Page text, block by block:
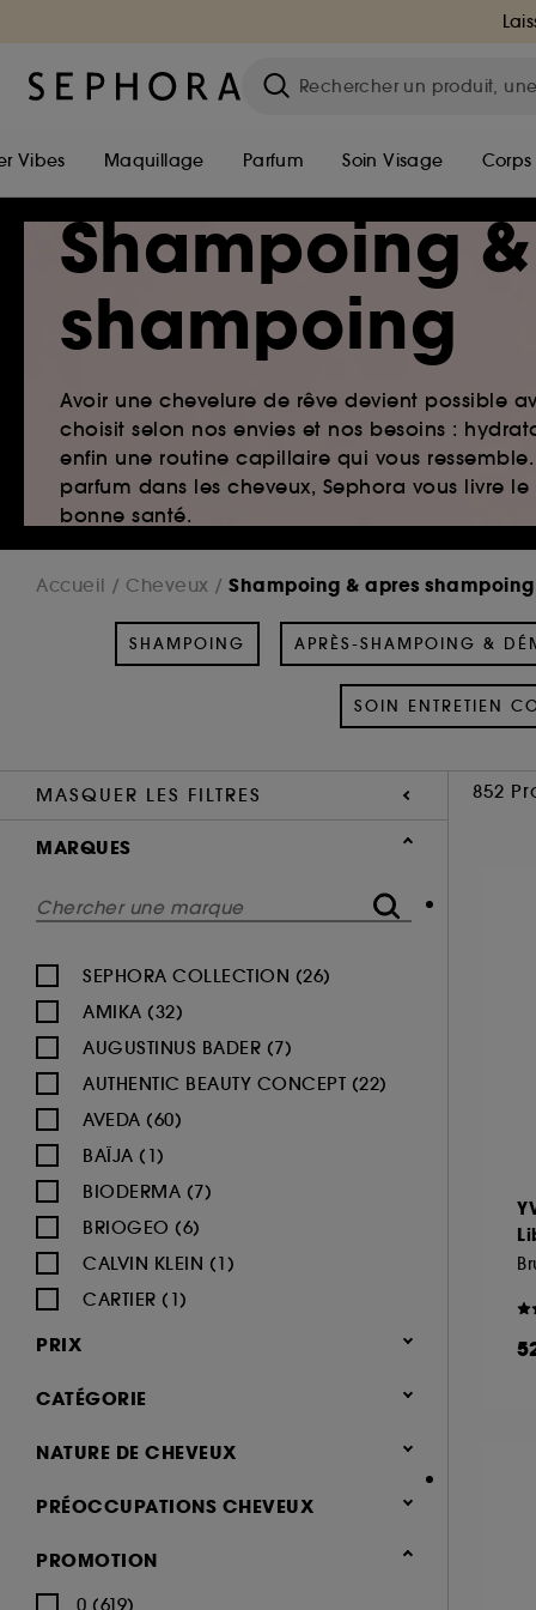
Vibes Maquillage Parfum Soin Visage Corps
Shampoing
shampoing
Avoir une chevelure de rêve devient possible
choisit selon nos envies et nos besoins :
enfin une routine capillaire qui vous
parfum dans les cheveux, Sephora vous livre
bonne santé.
Accueil Cheveux Shampoing & apres shampoing
SHAMPOING APRÈS-SHAMPOING &
SOIN ENTRETIEN
MASQUER LES FILTRES 852
MARQUES
SEPHORA COLLECTION (26)
AMIKA (32)
AUGUSTINUS BADER (7)
AUTHENTIC BEAUTY CONCEPT (22)
AVEDA (60)
BAÏJA (1)
BIODERMA (7)
BRIOGEO (6)
CALVIN KLEIN (1)
CARTIER (1)
CHANEL (3)
CHRISTOPHE ROBIN (19)
COLOR WOW (21)
DEVACURL (3)
PRIX
CATÉGORIE
Cheveux
(852)
NATURE DE CHEVEUX
Normaux (394)
Blonds, Colorés (232)
Tous types de cheveux (219)
PRÉOCCUPATIONS CHEVEUX
Cheveux abîmés (370)
PROMOTION
0 (619)